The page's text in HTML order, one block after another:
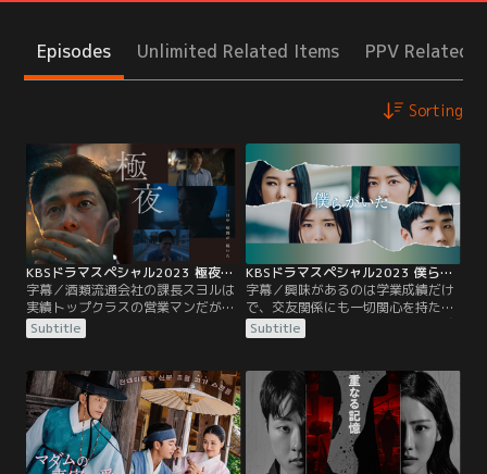
Episodes Unlimited Related Items PPV Related
Sorting
KBSドラマスペシャル2023 極夜／字幕
字幕／酒類流通会社の課長スヨルは
実績トップクラスの営業マンだが、
家の保証金の引き上げ分も得られな
いほど厳しい生活を送っている。あ
い店の買収を提案し、スヨルは葛藤
の末に集金したお金を横領して契約
を結んでしまう。しかし、これは不
動産詐欺であった。犯罪の事実を隠
すため、帳簿を操作によりすべて解
決したと思った先には…。
Subtitle
KBSドラマスペシャル2023 僕らがいた／字幕
字幕／興味があるのは学業成績だけ
で、交友関係にも一切関心を持たな
かったウンホ。他人に関心を注ぐ誠
意などなかったため、クラスメイト
のも見て見ないふりしてきた。そん
なある日、誰かから匿名のメッセー
ジを受け取り、書かれた場所に向か
うと、意図せず校内暴力の中心に立
つことになるが…。
Subtitle